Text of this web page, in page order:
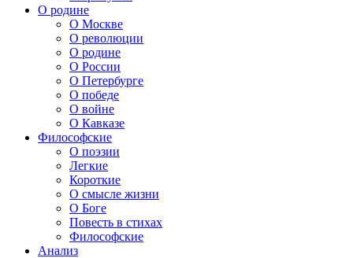
О родине
О Москве
О революции
О родине
О России
О Петербурге
О победе
О войне
О Кавказе
Философские
О поэзии
Легкие
Короткие
О смысле жизни
О Боге
Повесть в стихах
Философские
Анализ